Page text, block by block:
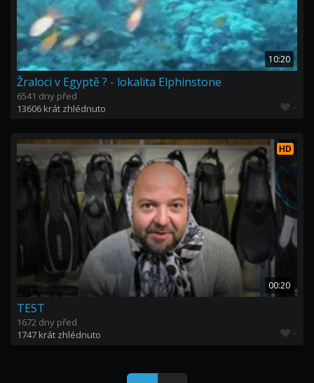
10:20
Žraloci v Egyptě ? - lokalita Elphinstone
6541 dny před
13606 krát zhlédnuto
-
HD
00:20
TEST
1672 dny před
1747 krát zhlédnuto
-